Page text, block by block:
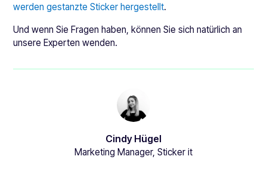
werden gestanzte Sticker hergestellt.
Und wenn Sie Fragen haben, können Sie sich natürlich an
unsere Experten wenden.
Cindy Hügel
Marketing Manager, Sticker it